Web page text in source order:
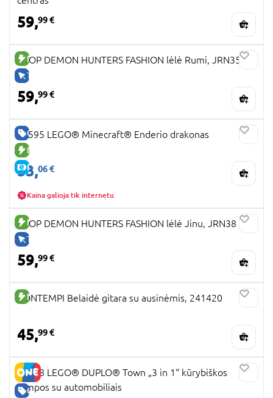
59,99 €
NAUJA PREKĖ
TIK INTERNETU
KPOP DEMON HUNTERS FASHION lėlė Rumi, JRN35
59,99 €
GERA KAINA
NAUJA PREKĖ
E-KAINA
21595 LEGO® Minecraft® Enderio drakonas
53,06 €
Kaina galioja tik internetu
NAUJA PREKĖ
TIK INTERNETU
KPOP DEMON HUNTERS FASHION lėlė Jinu, JRN38
59,99 €
NAUJA PREKĖ
BONTEMPI Belaidė gitara su ausinėmis, 241420
45,99 €
GERA KAINA
10478 LEGO® DUPLO® Town „3 in 1“ kūrybiškos
rampos su automobiliais